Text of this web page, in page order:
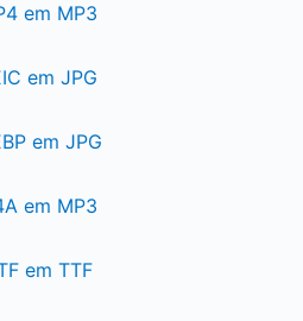
em MP3
em JPG
em JPG
em MP3
em TTF